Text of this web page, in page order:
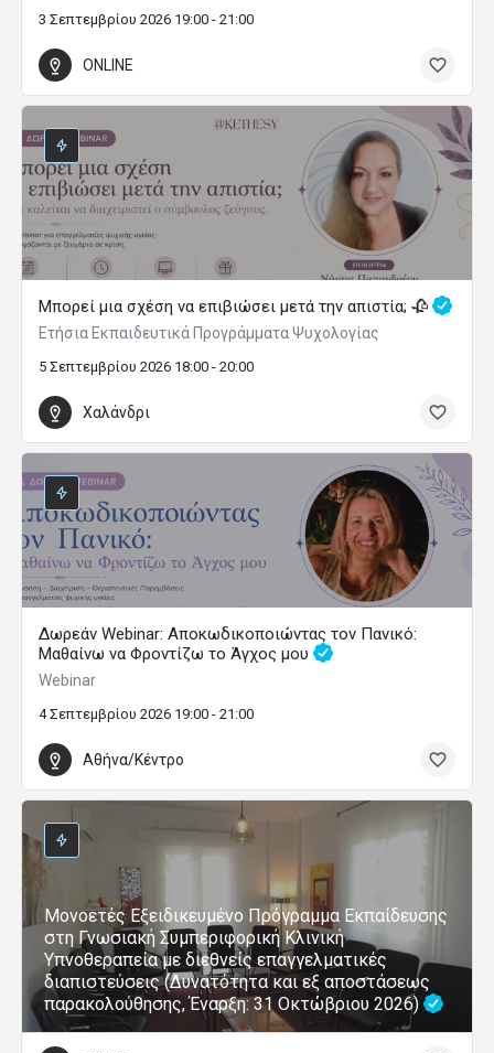
3 Σεπτεμβρίου 2026 19:00 - 21:00
ONLINE
Μπορεί μια σχέση να επιβιώσει μετά την απιστία; 🥀
Ετήσια Εκπαιδευτικά Προγράμματα Ψυχολογίας
5 Σεπτεμβρίου 2026 18:00 - 20:00
Χαλάνδρι
Δωρεάν Webinar: Αποκωδικοποιώντας τον Πανικό:
Μαθαίνω να Φροντίζω το Άγχος μου
Webinar
4 Σεπτεμβρίου 2026 19:00 - 21:00
Αθήνα/Κέντρο
Μονοετές Εξειδικευμένο Πρόγραμμα Εκπαίδευσης
στη Γνωσιακή Συμπεριφορική Κλινική
Υπνοθεραπεία με διεθνείς επαγγελματικές
διαπιστεύσεις (Δυνατότητα και εξ αποστάσεως
παρακολούθησης, Έναρξη: 31 Οκτώβριου 2026)